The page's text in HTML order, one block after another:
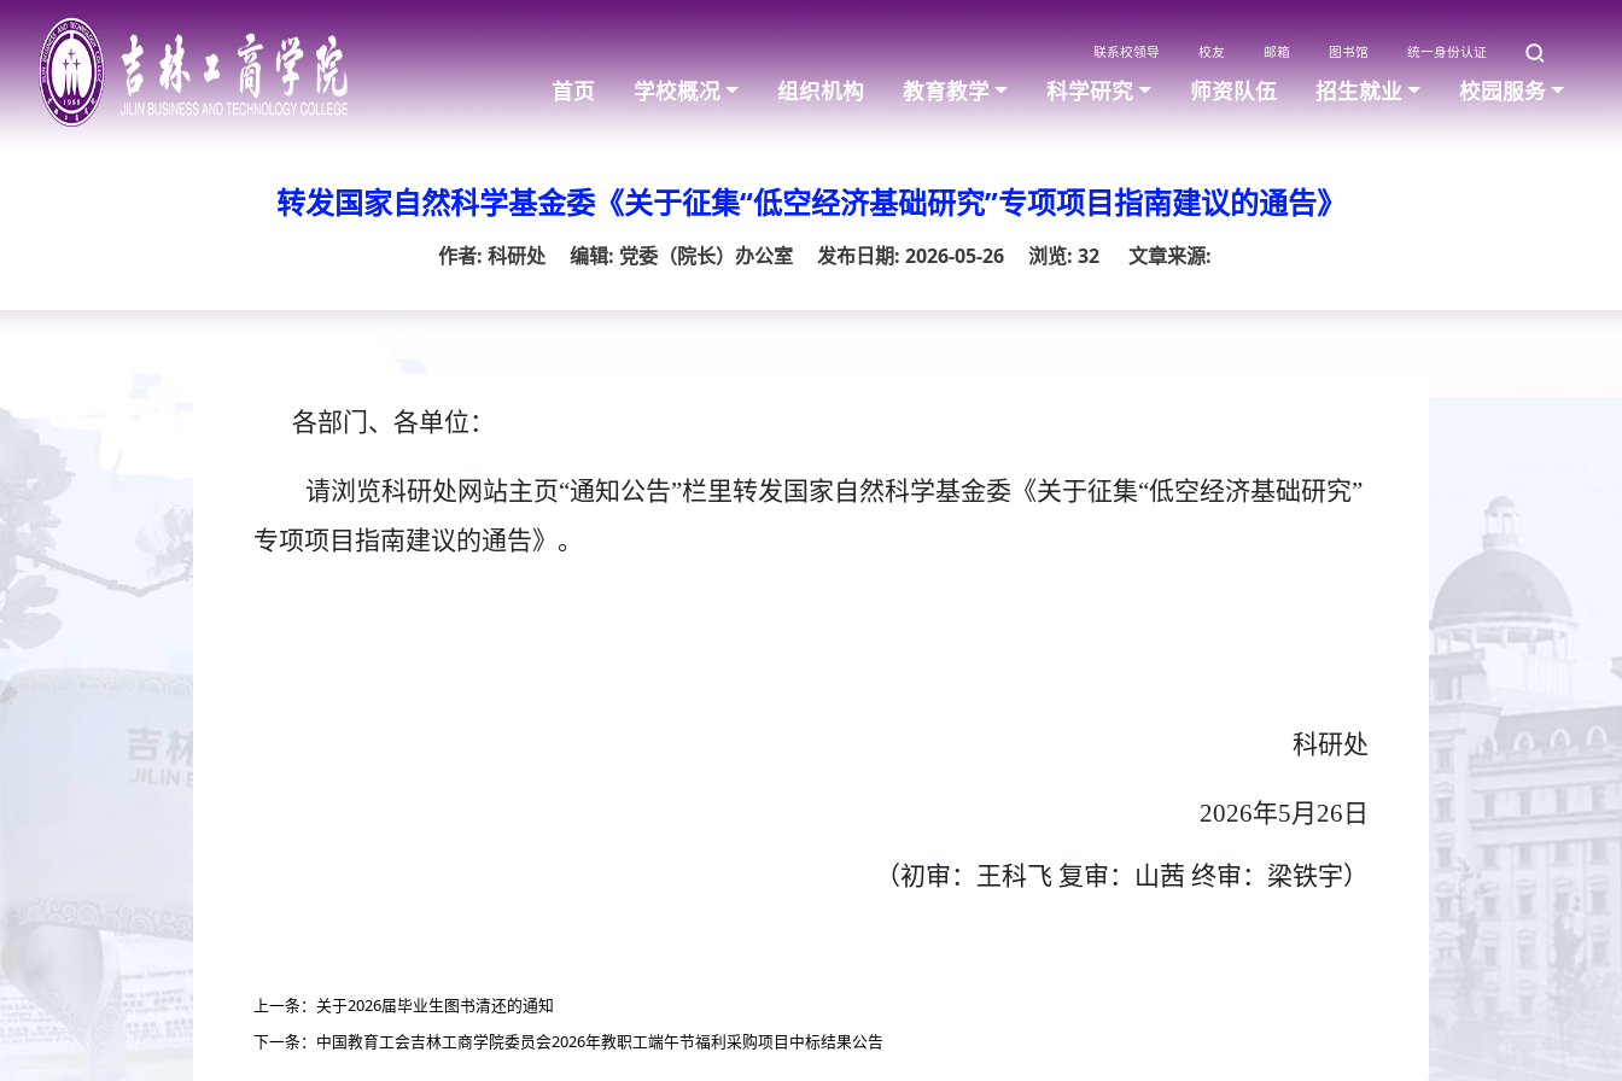
联系校领导 校友 邮箱 图书馆 统一身份认证
首页 学校概况 组织机构 教育教学 科学研究 师资队伍 招生就业 校园服务
转发国家自然科学基金委《关于征集“低空经济基础研究”专项项目指南建议的通告》
作者: 科研处 编辑: 党委（院长）办公室 发布日期: 2026-05-26 浏览: 32 文章来源:
各部门、各单位：
请浏览科研处网站主页“通知公告”栏里转发国家自然科学基金委《关于征集“低空经济基础研究”
专项项目指南建议的通告》。
科研处
2026年5月 26 日
（初审：王科飞 复审：山茜 终审：梁铁宇）
上一条：关于2026届毕业生图书清还的通知
下一条：中国教育工会吉林工商学院委员会2026年教职工端午节福利采购项目中标结果公告